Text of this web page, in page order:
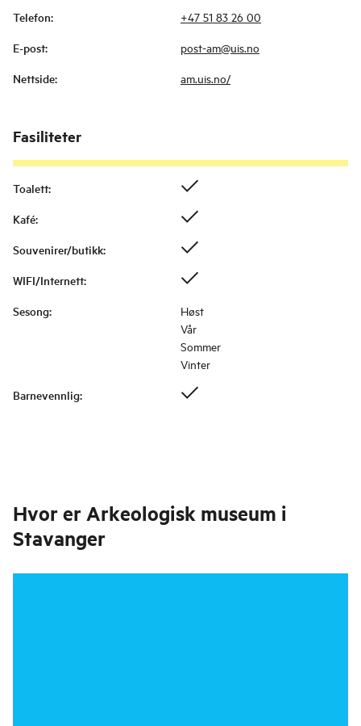
Telefon: +47 51 83 26 00
E-post: post-am@uis.no
Nettside: am.uis.no/
Fasiliteter
Toalett:
Kafé:
Souvenirer/butikk:
WIFI/Internett:
Sesong:
Høst
Vår
Sommer
Vinter
Barnevennlig:
Hvor er Arkeologisk museum i
Stavanger